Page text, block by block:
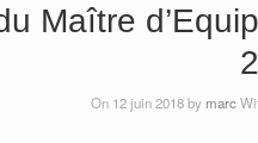
Maître
On 12 juin 2018 by marc